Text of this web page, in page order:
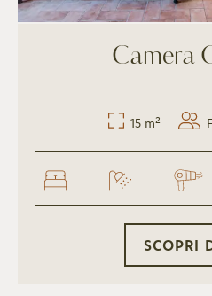
Camera
15 m²
SCOPRI